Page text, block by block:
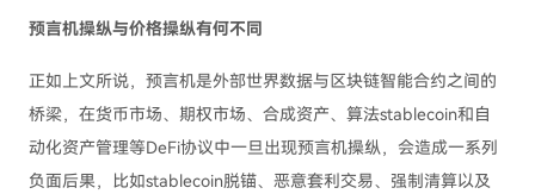
预言机操纵与价格操纵有何不同
正如上文所说，预言机是外部世界数据与区块链智能合约之间的
桥梁，在货币市场、期权市场、合成资产、算法stablecoin和自
动化资产管理等DeFi协议中一旦出现预言机操纵，会造成一系列
负面后果，比如stablecoin脱锚、恶意套利交易、强制清算以及